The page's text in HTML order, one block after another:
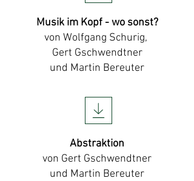
Musik im Kopf - wo sonst?
von Wolfgang Schurig,
Gert Gschwendtner
und Martin Bereuter
Abstraktion
von Gert Gschwendtner
und Martin Bereuter